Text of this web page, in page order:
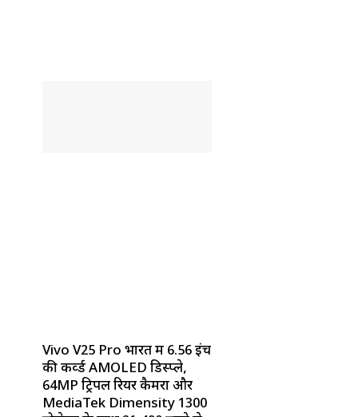
Vivo V25 Pro भारत में 6.56 इंच
की कर्व्ड AMOLED डिस्प्ले,
64MP ट्रिपल रियर कैमरा और
MediaTek Dimensity 1300